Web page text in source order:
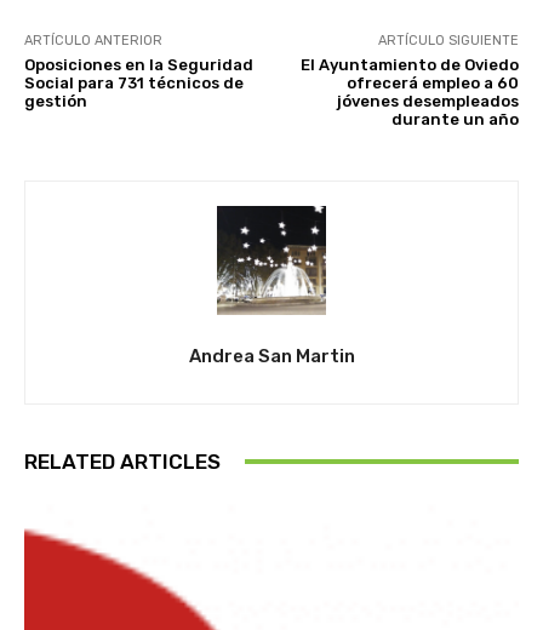
ARTÍCULO ANTERIOR
Oposiciones en la Seguridad
Social para 731 técnicos de
gestión
ARTÍCULO SIGUIENTE
El Ayuntamiento de Oviedo
ofrecerá empleo a 60
jóvenes desempleados
durante un año
Andrea San Martin
RELATED ARTICLES